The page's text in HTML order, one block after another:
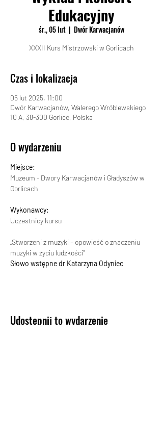
Edukacyjny
śr., 05 lut
  |
Dwór Karwacjanów
XXXII Kurs Mistrzowski w Gorlicach
Czas i lokalizacja
05 lut 2025, 11:00
Dwór Karwacjanów, Walerego Wróblewskiego
10 A, 38-300 Gorlice, Polska
O wydarzeniu
Miejsce:
Muzeum - Dwory Karwacjanów i Gładyszów w
Gorlicach
Wykonawcy:
Uczestnicy kursu
„Stworzeni z muzyki – opowieść o znaczeniu
muzyki w życiu ludzkości"
Słowo wstępne dr Katarzyna Odyniec
Udostępnij to wydarzenie